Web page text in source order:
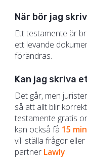
När bör jag
Ett testamente är
ett levande
förändras.
Kan jag skriva
Det går, men
så att allt blir
testamente gratis
kan också få 15
vill ställa frågor
partner Lawly.